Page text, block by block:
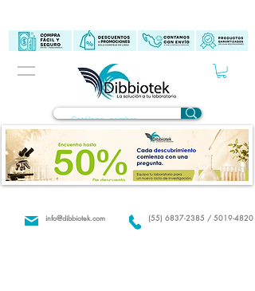
(55) 6837-2385 / 5019-4820
info@dibbiotek.com